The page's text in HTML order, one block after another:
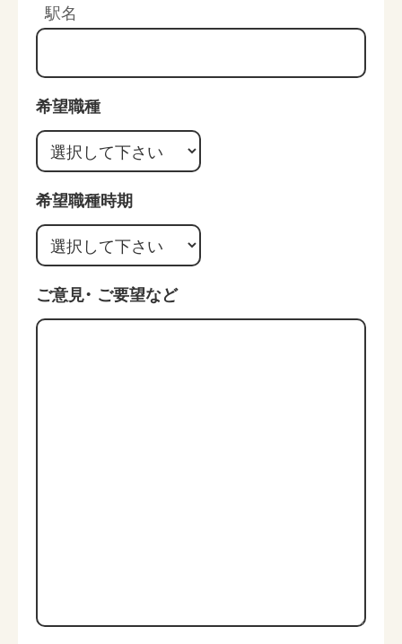
駅名
希望職種
希望職種時期
ご意見・ ご要望など